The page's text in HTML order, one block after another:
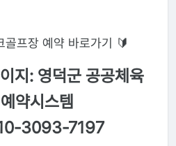
골프장 예약 바로가기 🔰
지: 영덕군 공공체육
약시스템
3093-7197